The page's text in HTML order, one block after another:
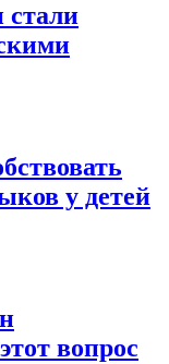
стали
у детей
вопрос